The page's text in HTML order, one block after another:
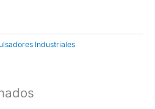
Industriales